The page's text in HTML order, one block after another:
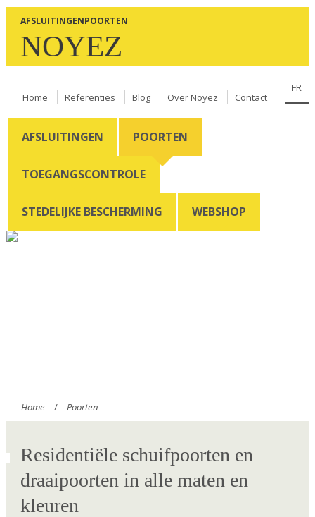
Overslaan en naar de inhoud gaan
AFSLUITINGENPOORTEN
NOYEZ
FR
Home Referenties Blog Over Noyez Contact
AFSLUITINGEN POORTEN
TOEGANGSCONTROLE
STEDELIJKE BESCHERMING WEBSHOP
Home / Poorten
Residentiële schuifpoorten en
draaipoorten in alle maten en
kleuren